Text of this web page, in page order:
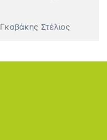
Γκαβάκης Στέλιος